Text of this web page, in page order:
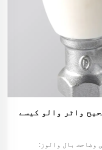
واٹر والو کیسے
وضاحت بال والوز: